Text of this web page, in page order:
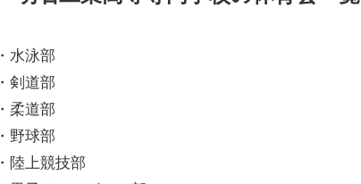
・水泳部
・剣道部
・柔道部
・野球部
・陸上競技部